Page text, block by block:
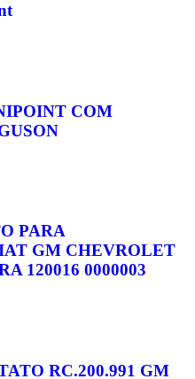
COM
PARA
GM CHEVROLET
120016 0000003
RC.200.991 GM